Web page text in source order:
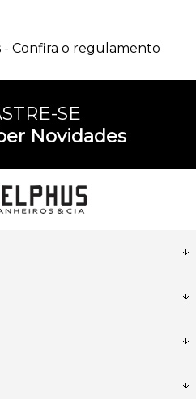
SE
Novidades